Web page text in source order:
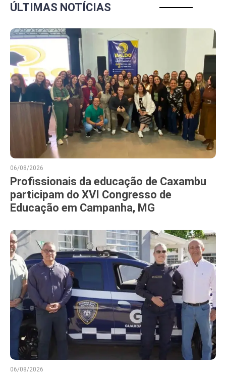
ÚLTIMAS NOTÍCIAS
06/08/2026
Profissionais da educação de Caxambu
participam do XVI Congresso de
Educação em Campanha, MG
06/08/2026